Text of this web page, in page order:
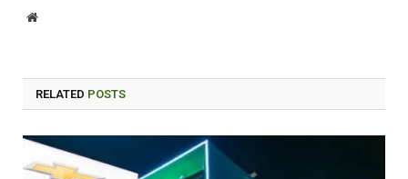
Website
RELATED POSTS